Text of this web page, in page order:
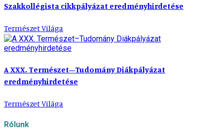
Szakkollégista cikkpályázat eredményhirdetése
Természet Világa
A XXX. Természet–Tudomány Diákpályázat
eredményhirdetése
Természet Világa
Rólunk